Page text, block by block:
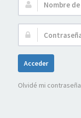
Nombre
de
Usuario:
Contraseña:
Acceder
Olvidé mi contraseña